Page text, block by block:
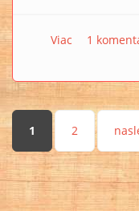
Viac o Čo sú
1
Stránky
1 2